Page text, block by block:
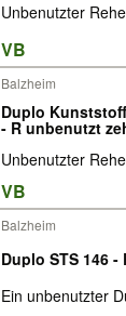
Unbenutzter
VB
Balzheim
Duplo
- R unbenutzt
Unbenutzter
VB
Balzheim
Duplo STS 146
Ein unbenutzter